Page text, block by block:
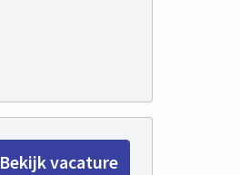
Bekijk vacature